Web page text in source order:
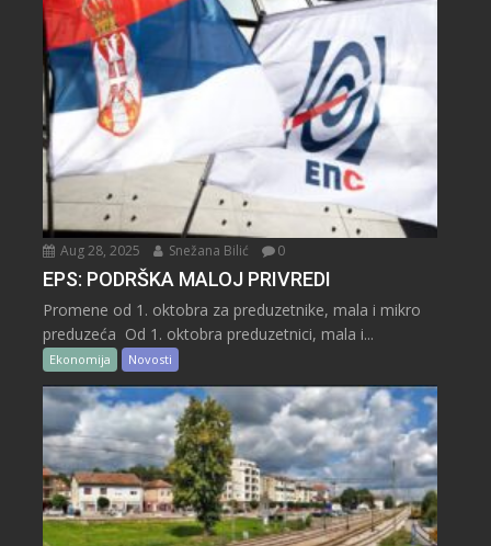
Aug 28, 2025 Snežana Bilić 0
EPS: PODRŠKA MALOJ PRIVREDI
Promene od 1. oktobra za preduzetnike, mala i mikro
preduzeća Od 1. oktobra preduzetnici, mala i...
Ekonomija Novosti